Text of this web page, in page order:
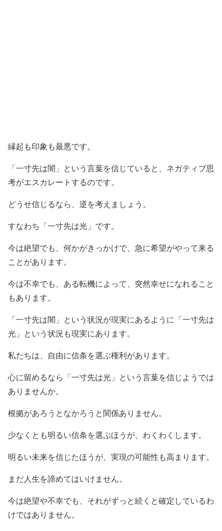
縁起も印象も最悪です。
「一寸先は闇」という言葉を信じていると、ネガティブ思
考がエスカレートするのです。
どうせ信じるなら、逆を考えましょう。
すなわち「一寸先は光」です。
今は絶望でも、何かがきっかけで、急に希望がやって来る
ことがあります。
今は不幸でも、ある転機によって、突然幸せになれること
もあります。
「一寸先は闇」という状況が現実にあるように「一寸先は
光」という状況も現実にあります。
私たちは、自由に信条を選ぶ権利があります。
心に留めるなら「一寸先は光」という言葉を信じようでは
ありませんか。
根拠があろうとなかろうと関係ありません。
少なくとも明るい信条を選ぶほうが、わくわくします。
明るい未来を信じたほうが、実現の可能性も高まります。
まだ人生を諦めてはいけません。
今は絶望や不幸でも、それがずっと続くと確定しているわ
けではありません。